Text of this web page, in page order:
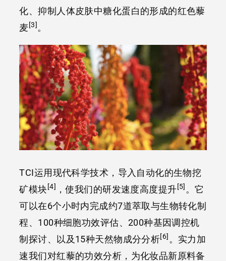
化、抑制人体皮肤中糖化蛋白的形成的红色藜
麦[3] 。
TCI运用现代科学技术，导入自动化的生物挖
矿模块[4] ，使我们的研发速度高度提升[5] 。它
可以在6个小时内完成约7道萃取与生物转化制
程、100种细胞功效评估、200种基因调控机
制探讨、以及15种天然物成分分析[6] 。实力加
速我们对红藜的功效分析，为化妆品新原料备